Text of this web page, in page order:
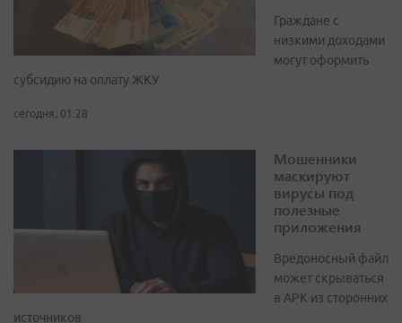
Граждане с
низкими доходами
могут оформить
субсидию на оплату ЖКУ
сегодня, 01:28
Мошенники
маскируют
вирусы под
полезные
приложения
Вредоносный файл
может скрываться
в APK из сторонних
источников